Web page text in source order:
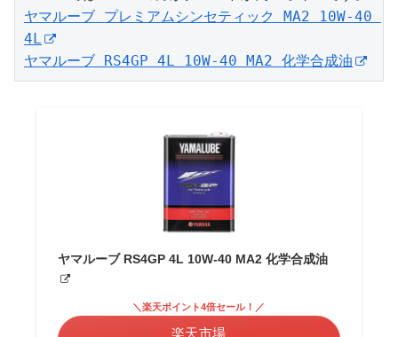
ヤマルーブ プレミアムシンセティック MA2 10W-40
4L
ヤマルーブ RS4GP 4L 10W-40 MA2 化学合成油
ヤマルーブ RS4GP 4L 10W-40 MA2 化学合成油
＼楽天ポイント4倍セール！／
楽天市場